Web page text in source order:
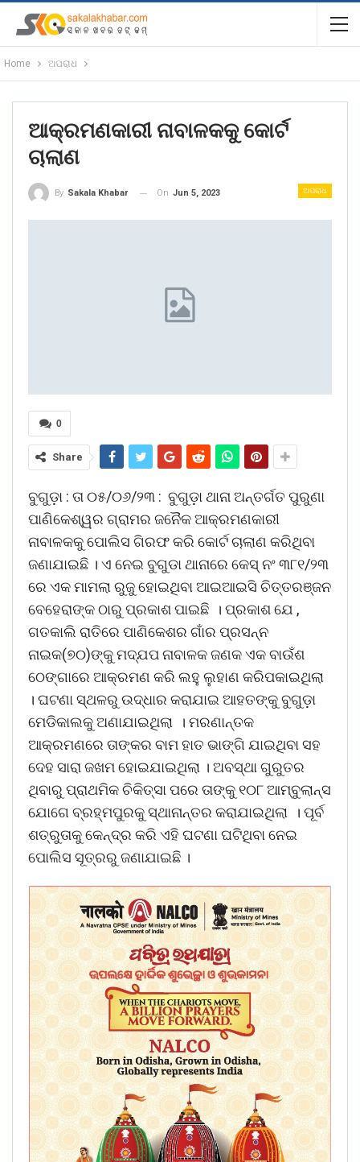
Home ଅପରାଧ
ଆକ୍ରମଣକାରୀ ନାବାଳକକୁ କୋର୍ଟ
ଚାଲାଣ
ଅପରାଧ
By Sakala Khabar On Jun 5, 2023
0
Share
ବୁଗୁଡ଼ା : ତା ୦୫/୦୬/୨୩ : ବୁଗୁଡ଼ା ଥାନା ଅନ୍ତର୍ଗତ ପୁରୁଣା
ପାଣିକେଶ୍ୱର ଗ୍ରାମର ଜନୈକ ଆକ୍ରମଣକାରୀ
ନାବାଳକକୁ ପୋଲିସ ଗିରଫ କରି କୋର୍ଟ ଚାଲାଣ କରିଥିବା
ଜଣାଯାଇଛି । ଏ ନେଇ ବୁଗୁଡା ଥାନାରେ କେସ୍ ନଂ ୩୮୧/୨୩
ରେ ଏକ ମାମଲା ରୁଜୁ ହୋଇଥିବା ଆଇଆଇସି ଚିତ୍ତରଞ୍ଜନ
ବେହେରାଙ୍କ ଠାରୁ ପ୍ରକାଶ ପାଇଛି । ପ୍ରକାଶ ଯେ ,
ଗତକାଲି ରାତିରେ ପାଣିକେଶର ଗାଁର ପ୍ରସନ୍ନ
ନାଇକ(୭୦)ଙ୍କୁ ମଦ୍ଯପ ନାବାଳକ ଜଣକ ଏକ ବାଉଁଶ
ଠେଙ୍ଗାରେ ଆକ୍ରମଣ କରି ଲହୁ ଲୁହାଣ କରିପକାଇଥିଲା
। ଘଟଣା ସ୍ଥଳରୁ ଉଦ୍ଧାର କରାଯାଇ ଆହତଙ୍କୁ ବୁଗୁଡ଼ା
ମେଡିକାଲକୁ ଅଣାଯାଇଥିଲା । ମରଣାନ୍ତକ
ଆକ୍ରମଣରେ ତାଙ୍କର ବାମ ହାତ ଭାଙ୍ଗି ଯାଇଥିବା ସହ
ଦେହ ସାରା ଜଖମ ହୋଇଯାଇଥିଲା । ଅବସ୍ଥା ଗୁରୁତର
ଥିବାରୁ ପ୍ରାଥମିକ ଚିକିତ୍ସା ପରେ ତାଙ୍କୁ ୧୦୮ ଆମ୍ବୁଲାନ୍ସ
ଯୋଗେ ବ୍ରହ୍ମପୁରକୁ ସ୍ଥାନାନ୍ତର କରାଯାଇଥିଲା । ପୂର୍ବ
ଶତ୍ରୁତାକୁ କେନ୍ଦ୍ର କରି ଏହି ଘଟଣା ଘଟିଥିବା ନେଇ
ପୋଲିସ ସୂତ୍ରରୁ ଜଣାଯାଇଛି ।